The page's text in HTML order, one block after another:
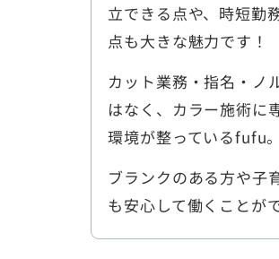
立できる点や、時短勤
点も大きな魅力です！
カット業務・指名・ノ
はなく、カラー施術に
環境が整っているfufu。
ブランクのある方や子
も安心して働くことが